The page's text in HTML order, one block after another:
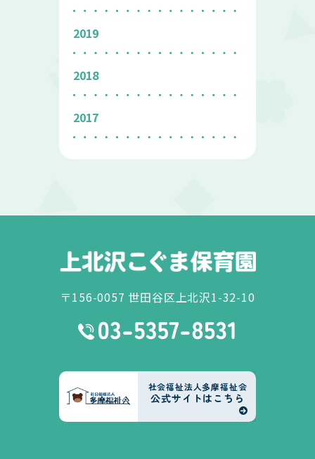
2019
2018
2017
〒156-0057 世田谷区上北沢1-32-10
社会福祉法人多摩福祉会
公式サイトはこちら